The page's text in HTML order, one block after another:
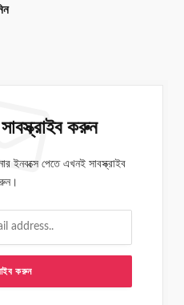
করুন
পেতে এখনই সাবস্ক্রাইব